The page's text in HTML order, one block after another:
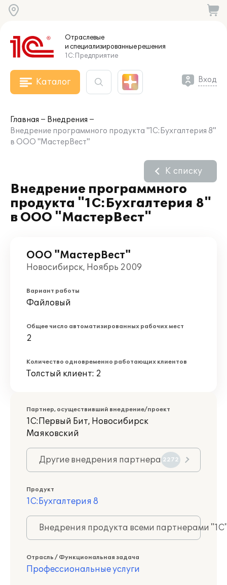
Отраслевые
и специализированныерешения
1С:Предприятие
Каталог Вход
Главная
Внедрения
Внедрение программного продукта "1С:Бухгалтерия 8"
в ООО "МастерВест"
Внедрение программного
продукта "1С:Бухгалтерия 8"
в ООО "МастерВест"
К списку
ООО "МастерВест"
Новосибирск, Ноябрь 2009
Вариант работы
Файловый
Общее число автоматизированных рабочих мест
2
Количество одновременно работающих клиентов
Толстый клиент: 2
Партнер, осуществивший внедрение/проект
1С:Первый Бит, Новосибирск
Маяковский
Другие внедрения партнера 2272
Продукт
1С:Бухгалтерия 8
Внедрения продукта всеми партнерами
Отрасль / Функциональная задача
Профессиональные услуги